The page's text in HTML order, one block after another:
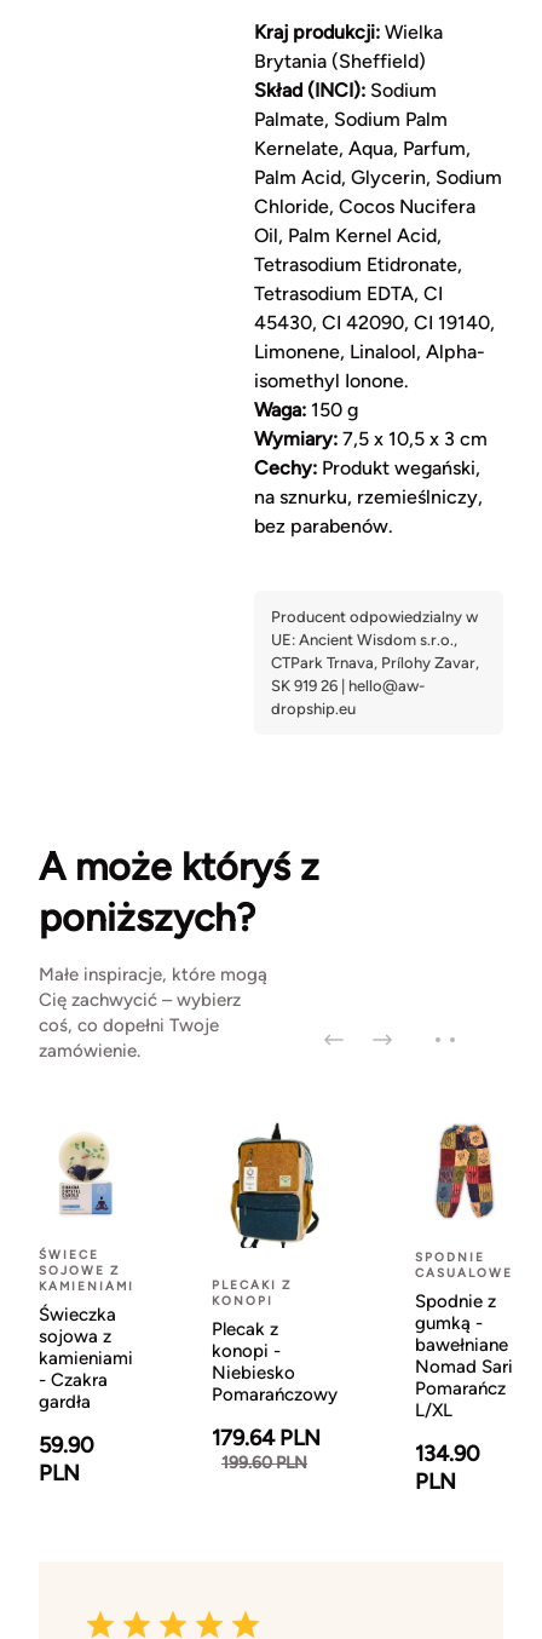
Kraj produkcji:Wielka
Brytania (Sheffield)
Skład (INCI):Sodium
Palmate, Sodium Palm
Kernelate, Aqua, Parfum,
Palm Acid, Glycerin, Sodium
Chloride, Cocos Nucifera
Oil, Palm Kernel Acid,
Tetrasodium Etidronate,
Tetrasodium EDTA, CI
45430, CI 42090, CI 19140,
Limonene, Linalool, Alpha-
isomethyl Ionone.
Waga:150 g
Wymiary:7,5 x 10,5 x 3 cm
Cechy:Produkt wegański,
na sznurku, rzemieślniczy,
bez parabenów.
A może któryś z
poniższych?
Małe inspiracje, które mogą
Cię zachwycić – wybierz
coś, co dopełni Twoje
zamówienie.
ŚWIECE
SOJOWE Z
KAMIENIAMI
Świeczka
sojowa z
kamieniami
- Czakra
gardła
59.90
PLN
PLECAKI Z
KONOPI
Plecak z
konopi -
Niebiesko
Pomarańczowy
179.64 PLN
199.60 PLN
SPODNIE
CASUALOWE
Spodnie z
gumką -
bawełniane
Nomad Sari
Pomarańcz
L/XL
134.90
PLN